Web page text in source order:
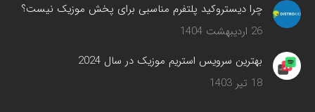
چرا دیستروکید پلتفرم مناسبی برای پخش موزیک نیست؟
26 اردیبهشت 1404
بهترین سرویس‌ استریم موزیک در سال 2024
18 تیر 1403